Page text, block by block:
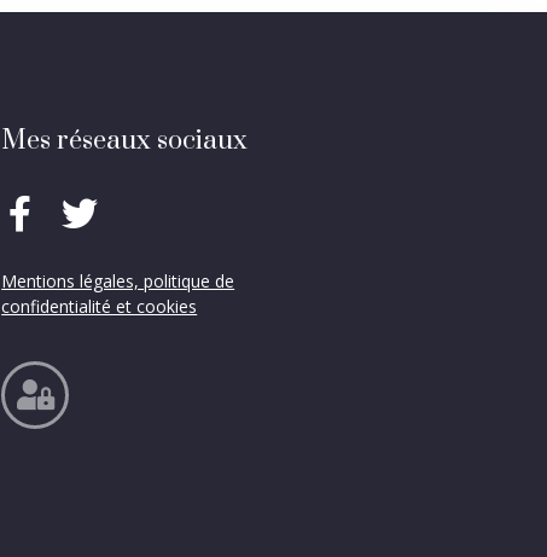
Mes réseaux sociaux
Mentions légales, politique de
confidentialité et cookies